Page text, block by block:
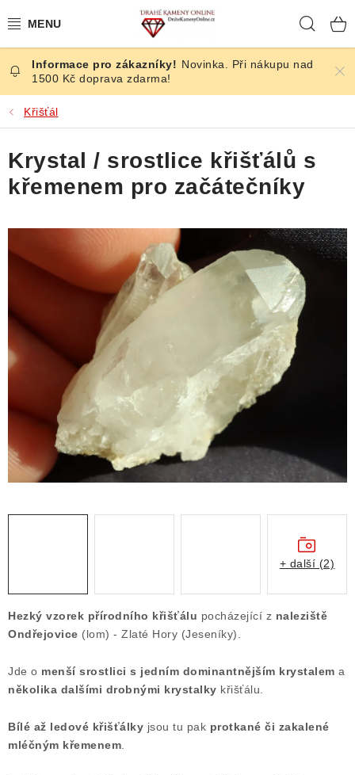
na
ČESKÉ KAMENY
ŠPERKY
KAMENY ZE SVĚTA
BROUŠENÉ
SLEVY
ÚČINKY
KRYSTALY
ČLÁNKY
NALEZIŠTĚ
NÁŠ PŘÍBĚH
VIDEOGALERIE
Ochrana osobních údajů
Formulář pro uplatnění reklamace
Poučení o právu na odstoupení od smlouvy
Novinka. Při nákupu nad
1500 Kč doprava zdarma!
Křišťál
Hezký vzorek přírodního křišťálu pocházející z naleziště
Ondřejovice (lom) - Zlaté Hory (Jeseníky).
Jde o menší srostlici s jedním dominantnějším krystalem a
několika dalšími drobnými krystalky křišťálu.
Bílé až ledové křišťálky jsou tu pak protkané či zakalené
mléčným křemenem
Krystal / srostlice křišťálů s
křemenem pro začátečníky
+ další (2)